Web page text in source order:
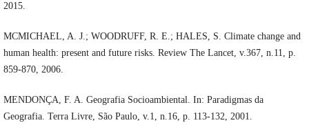
2015.
MCMICHAEL, A. J.; WOODRUFF, R. E.; HALES, S. Climate change and
human health: present and future risks. Review The Lancet, v.367, n.11, p.
859-870, 2006.
MENDONÇA, F. A. Geografia Socioambiental. In: Paradigmas da
Geografia. Terra Livre, São Paulo, v.1, n.16, p. 113-132, 2001.